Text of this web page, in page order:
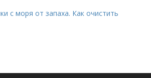
с моря от запаха. Как очистить